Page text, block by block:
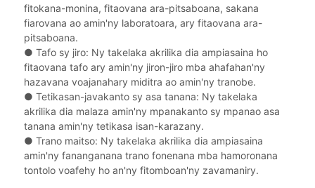
fitokana-monina, fitaovana ara-pitsaboana, sakana
fiarovana ao amin'ny laboratoara, ary fitaovana ara-
pitsaboana.
● Tafo sy jiro: Ny takelaka akrilika dia ampiasaina ho
fitaovana tafo ary amin'ny jiron-jiro mba ahafahan'ny
hazavana voajanahary miditra ao amin'ny tranobe.
● Tetikasan-javakanto sy asa tanana: Ny takelaka
akrilika dia malaza amin'ny mpanakanto sy mpanao asa
tanana amin'ny tetikasa isan-karazany.
● Trano maitso: Ny takelaka akrilika dia ampiasaina
amin'ny fananganana trano fonenana mba hamoronana
tontolo voafehy ho an'ny fitomboan'ny zavamaniry.